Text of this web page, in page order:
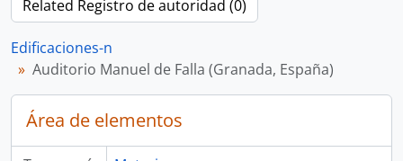
Related Registro de autoridad (0)
Edificaciones-n
Auditorio Manuel de Falla (Granada, España)
Área de elementos